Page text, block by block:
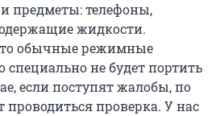
предметы: телефоны,
жидкости.
обычные режимные
не будет портить
если поступят жалобы, по
проводиться проверка. У нас